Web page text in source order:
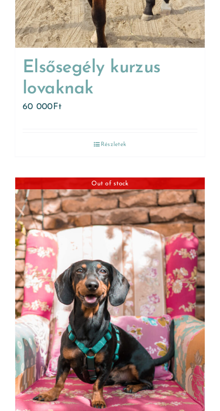
Elsősegély kurzus
lovaknak
60 000 Ft
Részletek
Out of stock